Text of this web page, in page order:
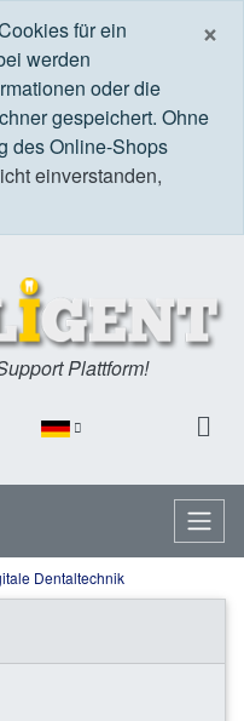
×
für ein
werden
oder die
gespeichert. Ohne
des Online-Shops
einverstanden,
Plattform!
Dentaltechnik